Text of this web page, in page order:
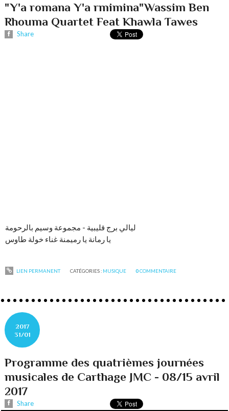
"Y'a romana Y'a rmimina"Wassim Ben
Rhouma Quartet Feat Khawla Tawes
Share
ليالي برج قليبية - مجموعة وسيم بالرحومة
يا رمانة يا رميمنة غناء خولة طاوس
LIEN PERMANENT CATÉGORIES : MUSIQUE 0COMMENTAIRE
2017
31/01
Programme des quatrièmes journées
musicales de Carthage JMC - 08/15 avril
2017
Share